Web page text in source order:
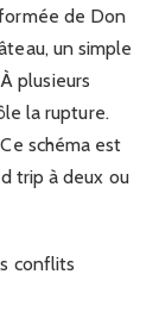
de Don
un simple
plusieurs
la rupture.
schéma est
trip à deux ou
conflits